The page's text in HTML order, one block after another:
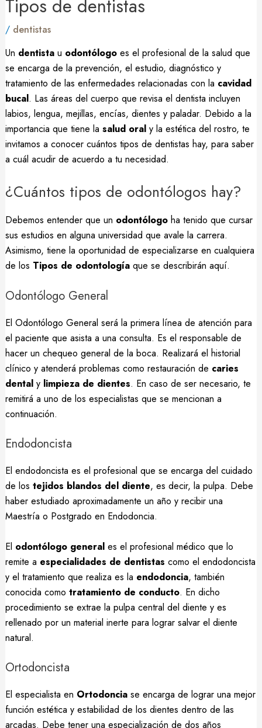
Tipos de dentistas
/ dentistas
Un dentistau odontólogoes el profesional de la salud que
se encarga de la prevención, el estudio, diagnóstico y
tratamiento de las enfermedades relacionadas con la cavidad
bucal. Las áreas del cuerpo que revisa el dentista incluyen
labios, lengua, mejillas, encías, dientes y paladar. Debido a la
importancia que tiene la salud oraly la estética del rostro, te
invitamos a conocer cuántos tipos de dentistas hay, para saber
a cuál acudir de acuerdo a tu necesidad.
¿Cuántos tipos de odontólogos hay?
Debemos entender que un odontólogoha tenido que cursar
sus estudios en alguna universidad que avale la carrera.
Asimismo, tiene la oportunidad de especializarse en cualquiera
de los Tipos de odontología que se describirán aquí.
Odontólogo General
El Odontólogo General será la primera línea de atención para
el paciente que asista a una consulta. Es el responsable de
hacer un chequeo general de la boca. Realizará el historial
clínico y atenderá problemas como restauración de caries
dentaly limpieza de dientes. En caso de ser necesario, te
remitirá a uno de los especialistas que se mencionan a
continuación.
Endodoncista
El endodoncista es el profesional que se encarga del cuidado
de los tejidos blandos del diente, es decir, la pulpa. Debe
haber estudiado aproximadamente un año y recibir una
Maestría o Postgrado en Endodoncia.
El odontólogo generales el profesional médico que lo
remite a especialidades de dentistas como el endodoncista
y el tratamiento que realiza es la endodoncia, también
conocida como tratamiento de conducto. En dicho
procedimiento se extrae la pulpa central del diente y es
rellenado por un material inerte para lograr salvar el diente
natural.
Ortodoncista
El especialista en Ortodonciase encarga de lograr una mejor
función estética y estabilidad de los dientes dentro de las
arcadas. Debe tener una especialización de dos años